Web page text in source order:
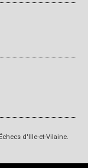
d'Ille-et-Vilaine.